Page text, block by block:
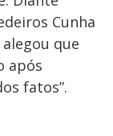
Cunha
que
após
fatos”.